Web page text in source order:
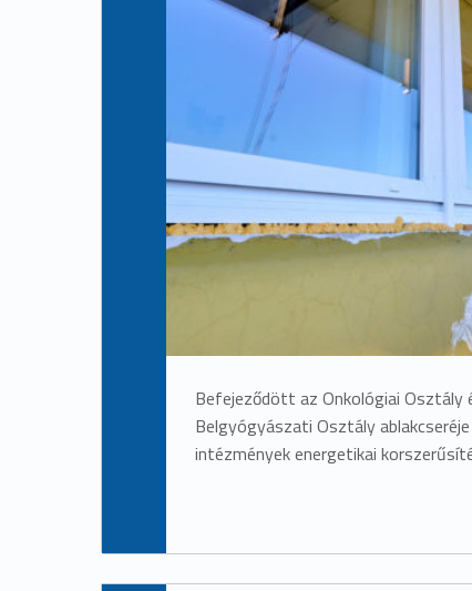
Befejeződött az Onkológiai Osztály
Belgyógyászati Osztály
intézmények energetikai